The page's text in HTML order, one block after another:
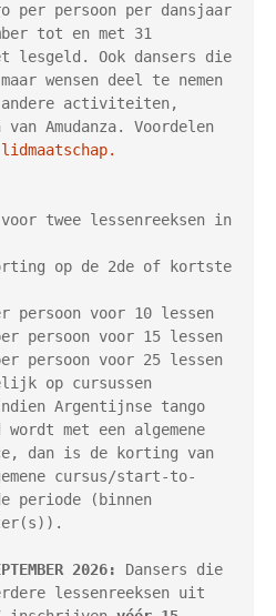
per persoon per dansjaar
tot en met 31
lesgeld. Ook dansers die
wensen deel te nemen
andere activiteiten,
Amudanza. Voordelen
lidmaatschap.
twee lessenreeksen in
op cursussen
Argentijnse tango
met een algemene
dan is de korting van
cursus/start-to-
periode (binnen
2026:
Dansers die
lessenreeksen uit